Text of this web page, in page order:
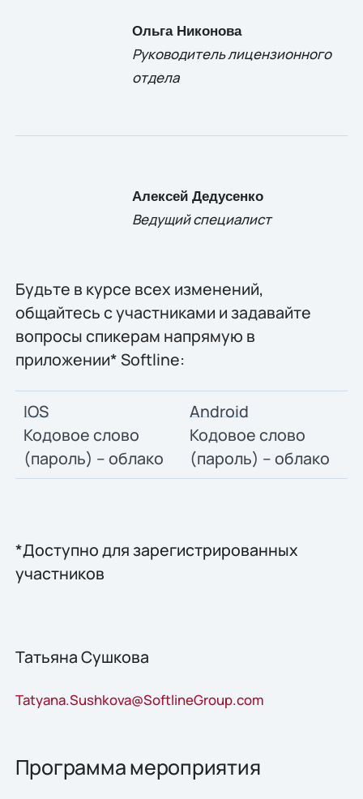
Ольга Никонова
Руководитель лицензионного
отдела
Алексей Дедусенко
Ведущий специалист
Будьте в курсе всех изменений,
общайтесь с участниками и задавайте
вопросы спикерам напрямую в
приложении* Softline:
IOS
Кодовое слово
(пароль) – облако
Android
Кодовое слово
(пароль) – облако
*Доступно для зарегистрированных
участников
Татьяна Сушкова
Tatyana.Sushkova@SoftlineGroup.com
Программа мероприятия